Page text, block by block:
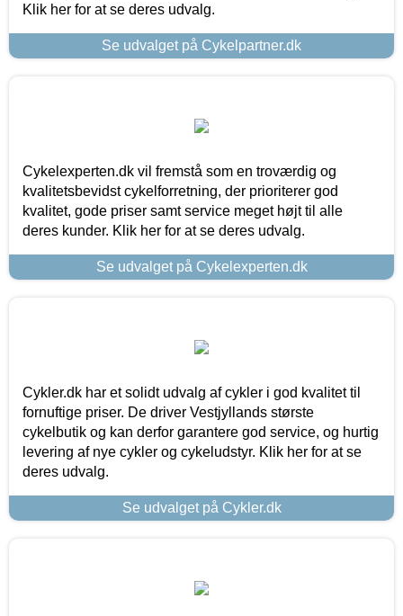
Klik her for at se deres udvalg.
Se udvalget på Cykelpartner.dk
Cykelexperten.dk vil fremstå som en troværdig og
kvalitetsbevidst cykelforretning, der prioriterer god
kvalitet, gode priser samt service meget højt til alle
deres kunder. Klik her for at se deres udvalg.
Se udvalget på Cykelexperten.dk
Cykler.dk har et solidt udvalg af cykler i god kvalitet til
fornuftige priser. De driver Vestjyllands største
cykelbutik og kan derfor garantere god service, og hurtig
levering af nye cykler og cykeludstyr. Klik her for at se
deres udvalg.
Se udvalget på Cykler.dk